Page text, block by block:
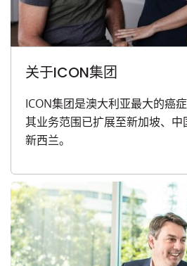
关于ICON集团
ICON集团是澳大利亚最大的癌
其业务范围已扩展至新加坡、
新西兰。